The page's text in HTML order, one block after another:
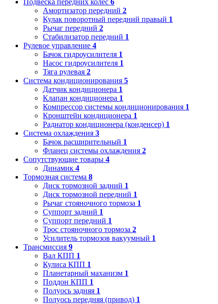
Амортизатор передний 2
Кулак поворотный передний правый 1
Рычаг передний 2
Стабилизатор передний 1
Рулевое управление 4
Бачок гидроусилителя 1
Насос гидроусилителя 1
Тяга рулевая 2
Система кондиционирования 5
Датчик кондиционера 1
Клапан кондиционера 1
Компрессор системы кондиционирования 1
Кронштейн кондиционера 1
Радиатор кондиционера (конденсер) 1
Система охлаждения 3
Бачок расширительный 1
Фланец системы охлаждения 2
Сопутствующие товары 4
Динамик 4
Тормозная система 8
Диск тормозной задний 1
Диск тормозной передний 1
Рычаг стояночного тормоза 1
Суппорт задний 1
Суппорт передний 1
Трос стояночного тормоза 2
Усилитель тормозов вакуумный 1
Трансмиссия 9
Вал КПП 1
Кулиса КПП 1
Планетарный маханизм 1
Поддон КПП 1
Полуось задняя 1
Полуось передняя (привод) 1